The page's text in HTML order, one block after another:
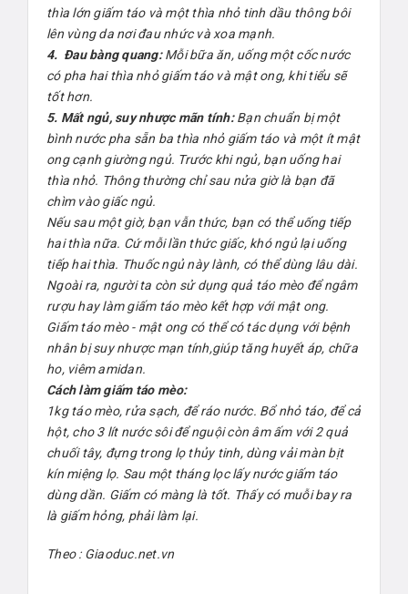
thìa lớn giấm táo và một thìa nhỏ tinh dầu thông bôi
lên vùng da nơi đau nhức và xoa mạnh.
4. Đau bàng quang:Mỗi bữa ăn, uống một cốc nước
có pha hai thìa nhỏ giấm táo và mật ong, khi tiểu sẽ
tốt hơn.
5. Mất ngủ, suy nhược mãn tính:Bạn chuẩn bị một
bình nước pha sẵn ba thìa nhỏ giấm táo và một ít mật
ong cạnh giường ngủ. Trước khi ngủ, bạn uống hai
thìa nhỏ. Thông thường chỉ sau nửa giờ là bạn đã
chìm vào giấc ngủ.
Nếu sau một giờ, bạn vẫn thức, bạn có thể uống tiếp
hai thìa nữa. Cứ mỗi lần thức giấc, khó ngủ lại uống
tiếp hai thìa. Thuốc ngủ này lành, có thể dùng lâu dài.
Ngoài ra, người ta còn sử dụng quả táo mèo để ngâm
rượu hay làm giấm táo mèo kết hợp với mật ong.
Giấm táo mèo - mật ong có thể có tác dụng với bệnh
nhân bị suy nhược mạn tính,giúp tăng huyết áp, chữa
ho, viêm amidan.
Cách làm giấm táo mèo:
1kg táo mèo, rửa sạch, để ráo nước. Bổ nhỏ táo, để cả
hột, cho 3 lít nước sôi để nguội còn âm ấm với 2 quả
chuối tây, đựng trong lọ thủy tinh, dùng vải màn bịt
kín miệng lọ. Sau một tháng lọc lấy nước giấm táo
dùng dần. Giấm có màng là tốt. Thấy có muỗi bay ra
là giấm hỏng, phải làm lại.
Theo : Giaoduc.net.vn